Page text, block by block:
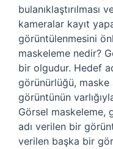
bulanıklaştırılması
kameralar kayıt
görüntülenmesini
maskeleme nedir?
bir olgudur. Hedef
görünürlüğü, maske
görüntünün
Görsel maskeleme,
adı verilen bir
verilen başka bir